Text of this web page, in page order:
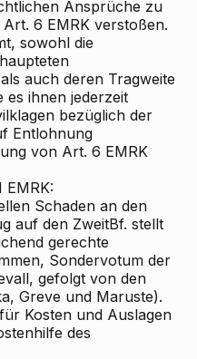
Ansprüche zu
6 EMRK verstoßen.
sowohl die
auch deren Tragweite
es ihnen jederzeit
bezüglich der
Entlohnung
von Art. 6 EMRK
EMRK:
Schaden an den
auf den ZweitBf. stellt
gerechte
Sondervotum der
gefolgt von den
Greve und Maruste).
Kosten und Auslagen
des